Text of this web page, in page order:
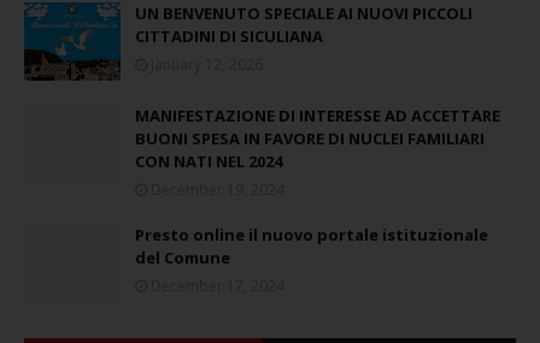
UN BENVENUTO SPECIALE AI NUOVI PICCOLI
CITTADINI DI SICULIANA
MANIFESTAZIONE DI INTERESSE AD ACCETTARE
BUONI SPESA IN FAVORE DI NUCLEI FAMILIARI
CON NATI NEL 2024
Presto online il nuovo portale istituzionale
del Comune